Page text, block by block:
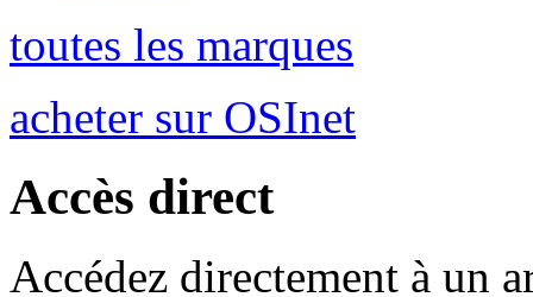
toutes les marques
acheter sur OSInet
Accès direct
Accédez directement à un